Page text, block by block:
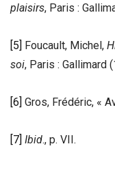
plaisirs, Paris :
[5] Foucault, Michel,
soi, Paris : Gallimard
[6] Gros, Frédéric, «
[7] Ibid., p. VII.